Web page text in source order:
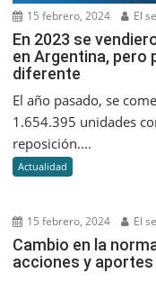
15 febrero, 2024 El
En 2023 se
en Argentina, pero
diferente
El año pasado, se
1.654.395 unidades
reposición....
Actualidad
15 febrero, 2024 El
Cambio en la
acciones y